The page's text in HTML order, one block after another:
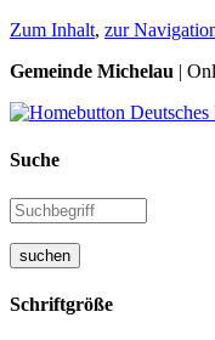
Zum Inhalt, zur
Gemeinde Michelau |
Suche
suchen
Schriftgröße